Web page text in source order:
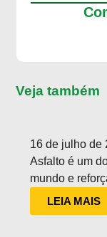
Veja também
16 de julho de
Asfalto é um
mundo e
LEIA MAIS